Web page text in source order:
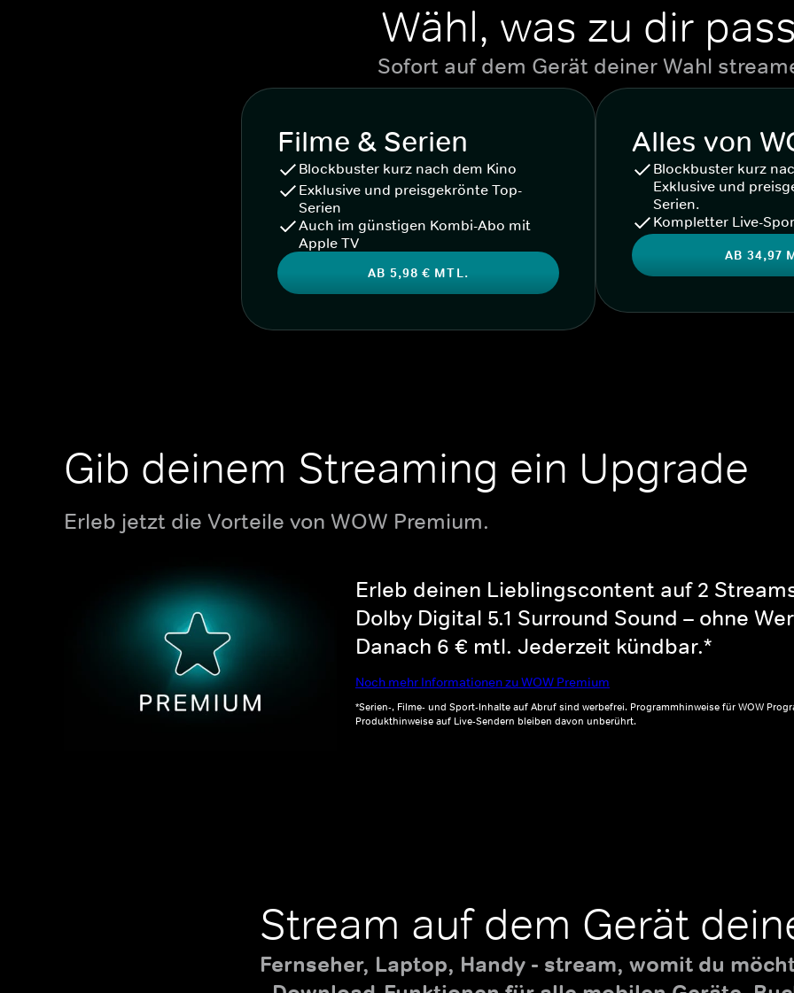
Wähl, was zu dir
Sofort auf dem Gerät deiner Wahl
Filme & Serien
Blockbuster kurz nach dem Kino
Exklusive und preisgekrönte Top-
Serien
Auch im günstigen Kombi-Abo mit
Apple TV
AB 5,98 € MTL.
Alles von
Blockbuster kurz
Exklusive und
Serien.
Kompletter Live-
AB 34,97
Gib deinem Streaming ein Upgrade
Erleb jetzt die Vorteile von WOW Premium.
Erleb deinen Lieblingscontent auf 2
Dolby Digital 5.1 Surround Sound – ohne
Danach 6 € mtl. Jederzeit kündbar.*
Noch mehr Informationen zu WOW Premium
*Serien-, Filme- und Sport-Inhalte auf Abruf sind werbefrei. Programmhinweise für WOW
Produkthinweise auf Live-Sendern bleiben davon unberührt.
Stream auf dem Gerät
Fernseher, Laptop, Handy - stream, womit du